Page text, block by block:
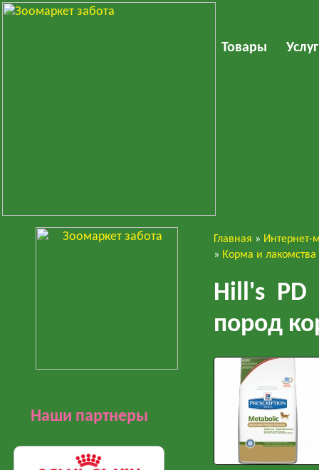
Товары
Наши партнеры
Главная » Интернет-
» Корма и лакомства
Hill's
пород